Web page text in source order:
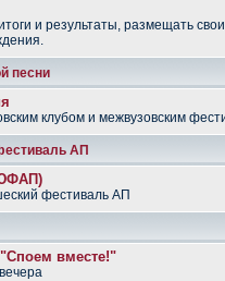
и результаты, размещать
песни
клубом и межвузовским
АП
фестиваль АП
вместе!"